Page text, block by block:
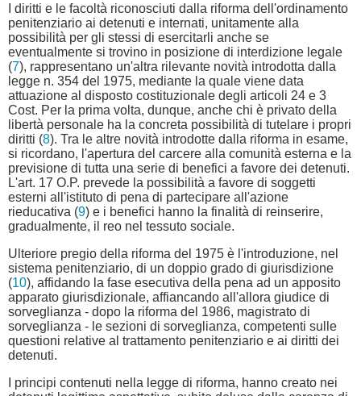
I diritti e le facoltà riconosciuti dalla riforma dell'ordinamento
penitenziario ai detenuti e internati, unitamente alla
possibilità per gli stessi di esercitarli anche se
eventualmente si trovino in posizione di interdizione legale
(7), rappresentano un'altra rilevante novità introdotta dalla
legge n. 354 del 1975, mediante la quale viene data
attuazione al disposto costituzionale degli articoli 24 e 3
Cost. Per la prima volta, dunque, anche chi è privato della
libertà personale ha la concreta possibilità di tutelare i propri
diritti (8). Tra le altre novità introdotte dalla riforma in esame,
si ricordano, l'apertura del carcere alla comunità esterna e la
previsione di tutta una serie di benefici a favore dei detenuti.
L'art. 17 O.P. prevede la possibilità a favore di soggetti
esterni all'istituto di pena di partecipare all'azione
rieducativa (9) e i benefici hanno la finalità di reinserire,
gradualmente, il reo nel tessuto sociale.
Ulteriore pregio della riforma del 1975 è l'introduzione, nel
sistema penitenziario, di un doppio grado di giurisdizione
(10), affidando la fase esecutiva della pena ad un apposito
apparato giurisdizionale, affiancando all'allora giudice di
sorveglianza - dopo la riforma del 1986, magistrato di
sorveglianza - le sezioni di sorveglianza, competenti sulle
questioni relative al trattamento penitenziario e ai diritti dei
detenuti.
I principi contenuti nella legge di riforma, hanno creato nei